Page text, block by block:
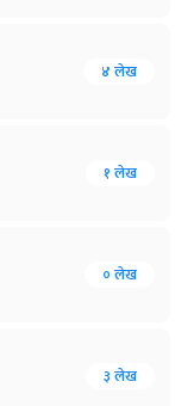
४ लेख
१ लेख
० लेख
३ लेख